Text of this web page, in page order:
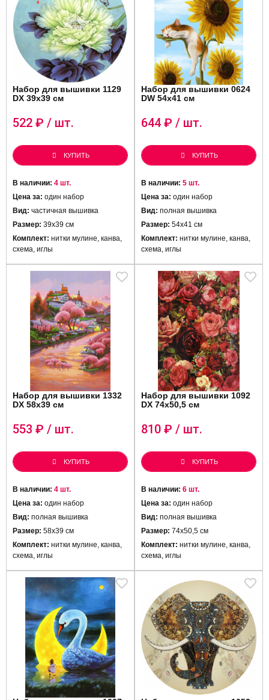
Набор для вышивки 1129
DX 39х39 см
522 ₽ / шт.
КУПИТЬ
В наличии: 4 шт.
Цена за: один набор
Вид: частичная вышивка
Размер: 39х39 см
Комплект: нитки мулине, канва,
схема, иглы
Набор для вышивки 0624
DW 54х41 см
644 ₽ / шт.
КУПИТЬ
В наличии: 5 шт.
Цена за: один набор
Вид: полная вышивка
Размер: 54х41 см
Комплект: нитки мулине, канва,
схема, иглы
Набор для вышивки 1332
DX 58х39 см
553 ₽ / шт.
КУПИТЬ
В наличии: 4 шт.
Цена за: один набор
Вид: полная вышивка
Размер: 58х39 см
Комплект: нитки мулине, канва,
схема, иглы
Набор для вышивки 1092
DX 74х50,5 см
810 ₽ / шт.
КУПИТЬ
В наличии: 6 шт.
Цена за: один набор
Вид: полная вышивка
Размер: 74х50,5 см
Комплект: нитки мулине, канва,
схема, иглы